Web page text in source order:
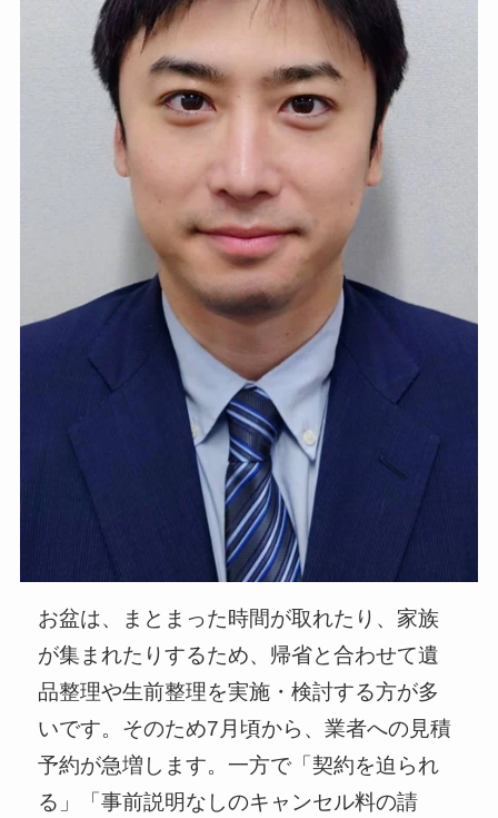
お盆は、まとまった時間が取れたり、家族
が集まれたりするため、帰省と合わせて遺
品整理や生前整理を実施・検討する方が多
いです。そのため7月頃から、業者への見積
予約が急増します。一方で「契約を迫られ
る」「事前説明なしのキャンセル料の請